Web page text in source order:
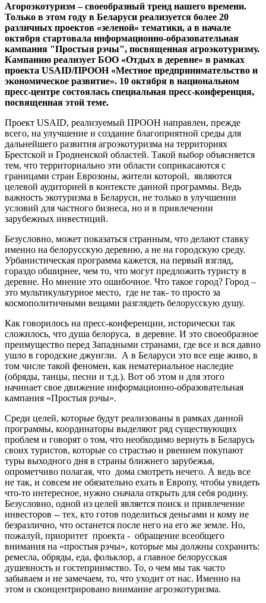
Агороэкотуризм – своеобразный тренд нашего времени.
Только в этом году в Беларуси реализуется более 20
различных проектов «зеленой» тематики, а в начале
октября стартовала информационно-образовательная
кампания "Простыя рэчы", посвященная агроэкотуризму.
Кампанию реализует БОО «Отдых в деревне» в рамках
проекта USAID/ПРООН «Местное предпринимательство и
экономическое развитие». 10 октября в национальном
пресс-центре состоялась специальная пресс-конференция,
посвященная этой теме.
Проект USAID, реализуемый ПРООН направлен, прежде
всего, на улучшение и создание благоприятной среды для
дальнейшего развития агроэкотуризма на территориях
Брестской и Гродненской областей. Такой выбор объясняется
тем, что территориально эти области соприкасаются с
границами стран Еврозоны, жители которой, являются
целевой аудиторией в контексте данной программы. Ведь
важность экотуризма в Беларуси, не только в улучшении
условий для частного бизнеса, но и в привлечении
зарубежных инвестиций.
Безусловно, может показаться странным, что делают ставку
именно на белорусскую деревню, а не на городскую среду.
Урбанистическая программа кажется, на первый взгляд,
гораздо обширнее, чем то, что могут предложить туристу в
деревне. Но мнение это ошибочное. Что такое город? Город –
это мультикультурное место, где не так- то просто за
космополитичными вещами разглядеть белорусскую душу.
Как говорилось на пресс-конференции, исторически так
сложилось, что душа белоруса, в деревне. И это своеобразное
преимущество перед Западными странами, где все и вся давно
ушло в городские джунгли. А в Беларуси это все еще живо, в
том числе такой феномен, как нематериальное наследие
(обряды, танцы, песни и т.д.). Вот об этом и для этого
начинает свое движение информационно-образовательная
кампания «Простыя рэчы».
Среди целей, которые будут реализованы в рамках данной
программы, координаторы выделяют ряд существующих
проблем и говорят о том, что необходимо вернуть в Беларусь
своих туристов, которые со страстью и рвением покупают
туры выходного дня в страны ближнего зарубежья,
опрометчиво полагая, что дома смотреть нечего. А ведь все
не так, и совсем не обязательно ехать в Европу, чтобы увидеть
что-то интересное, нужно сначала открыть для себя родину.
Безусловно, одной из целей является поиск и привлечение
инвесторов -- тех, кто готов поделиться деньгами и кому не
безразлично, что останется после него на его же земле. Но,
пожалуй, приоритет проекта - обращение всеобщего
внимания на «простыя рэчы», которые мы должны сохранить:
ремесла, обряды, еда, фольклор, а главное белорусская
душевность и гостеприимство. То, о чем мы так часто
забываем и не замечаем, то, что уходит от нас. Именно на
этом и сконцентрировано внимание агроэкотуризма.